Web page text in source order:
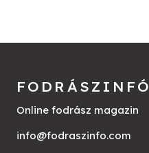
FODRÁSZINFÓ
Online fodrász magazin
info@fodraszinfo.com